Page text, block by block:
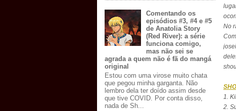
Comentando os
episódios #3, #4 e #5
de Anatolia Story
(Red River): a série
funciona comigo,
mas não sei se
agrada a quem não é fã do mangá
original
Estou com uma virose muito chata
que pegou minha garganta. Não
lembro dela ter doído assim desde
que tive COVID. Por conta disso,
nada de Sh...
No
1.
2.